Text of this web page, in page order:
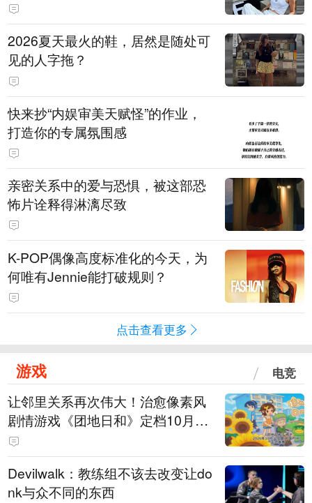
2026夏天最火的鞋，居然是随处可
见的人字拖？
快来抄“内娱审美天赋怪”的作业，
打造你的专属氛围感
亲密关系中的爱与恐惧，被这部恐
怖片诠释得淋漓尽致
K-POP偶像高度标准化的今天，为
何唯有Jennie能打破规则？
点击查看更多
游戏 电竞
让邻里关系再次伟大！治愈像素风
剧情游戏《团地日和》定档10月30
日发售
Devilwalk：教练组不该去改变让do
nk与众不同的东西